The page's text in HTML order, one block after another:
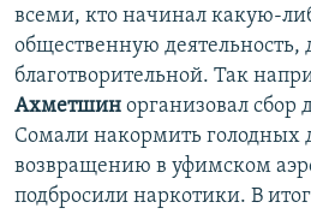
всеми, кто начинал какую-
общественную деятельность,
благотворительной. Так
Ахметшин организовал сбор
Сомали накормить голодных
возвращению в уфимском
подбросили наркотики. В